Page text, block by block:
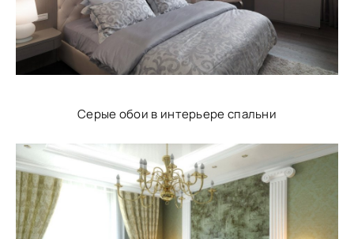
Серые обои в интерьере спальни